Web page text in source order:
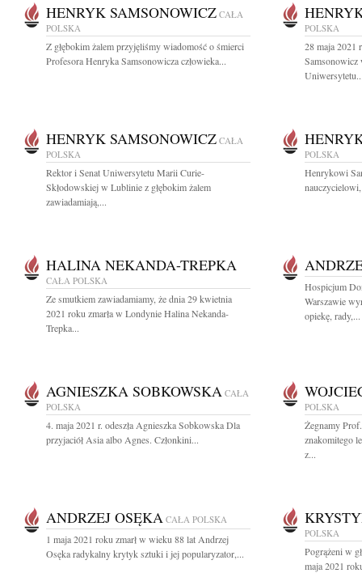
HENRYK SAMSONOWICZ CAŁA
POLSKA
Z głębokim żalem przyjęliśmy wiadomość o śmierci
Profesora Henryka Samsonowicza człowieka...
POLSKA
28 maja 2021
HENRYK SAMSONOWICZ CAŁA
POLSKA
Rektor i Senat Uniwersytetu Marii Curie-
Skłodowskiej w Lublinie z głębokim żalem
zawiadamiają,...
POLSKA
Henrykowi
HALINA NEKANDA-TREPKA
CAŁA POLSKA
Ze smutkiem zawiadamiamy, że dnia 29 kwietnia
2021 roku zmarła w Londynie Halina Nekanda-
Trepka...
Hospicjum
Warszawie
opiekę, rady,...
AGNIESZKA SOBKOWSKA CAŁA
POLSKA
4. maja 2021 r. odeszła Agnieszka Sobkowska Dla
przyjaciół Asia albo Agnes. Członkini...
POLSKA
Żegnamy
znakomitego
z...
ANDRZEJ OSĘKA CAŁA POLSKA
1 maja 2021 roku zmarł w wieku 88 lat Andrzej
Osęka radykalny krytyk sztuki i jej popularyzator,...
POLSKA
Pogrążeni w
maja 2021